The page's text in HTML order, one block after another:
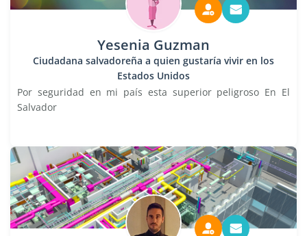
Yesenia Guzman
Ciudadana salvadoreña a quien gustaría vivir en los
Estados Unidos
Por seguridad en mi país esta superior peligroso En El
Salvador